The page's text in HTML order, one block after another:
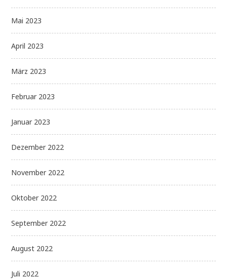
Mai 2023
April 2023
März 2023
Februar 2023
Januar 2023
Dezember 2022
November 2022
Oktober 2022
September 2022
August 2022
Juli 2022